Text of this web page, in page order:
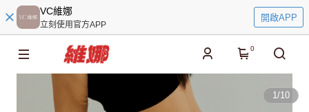
VC維娜
立刻使用官方APP
開啟APP
0
1/10